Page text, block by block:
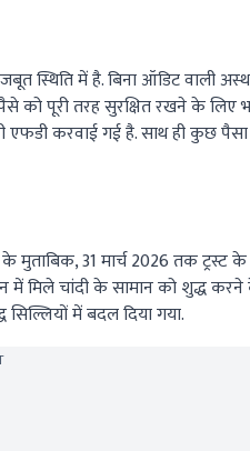
स्थिति में है. बिना ऑडिट वाली
पूरी तरह सुरक्षित रखने के लिए
एफडी करवाई गई है. साथ ही कुछ
के मुताबिक, 31 मार्च 2026 तक ट्रस्ट
में मिले चांदी के सामान को शुद्ध
में बदल दिया गया.